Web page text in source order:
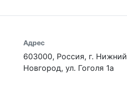
Адрес
603000, Россия, г. Нижний
Новгород, ул. Гоголя 1а